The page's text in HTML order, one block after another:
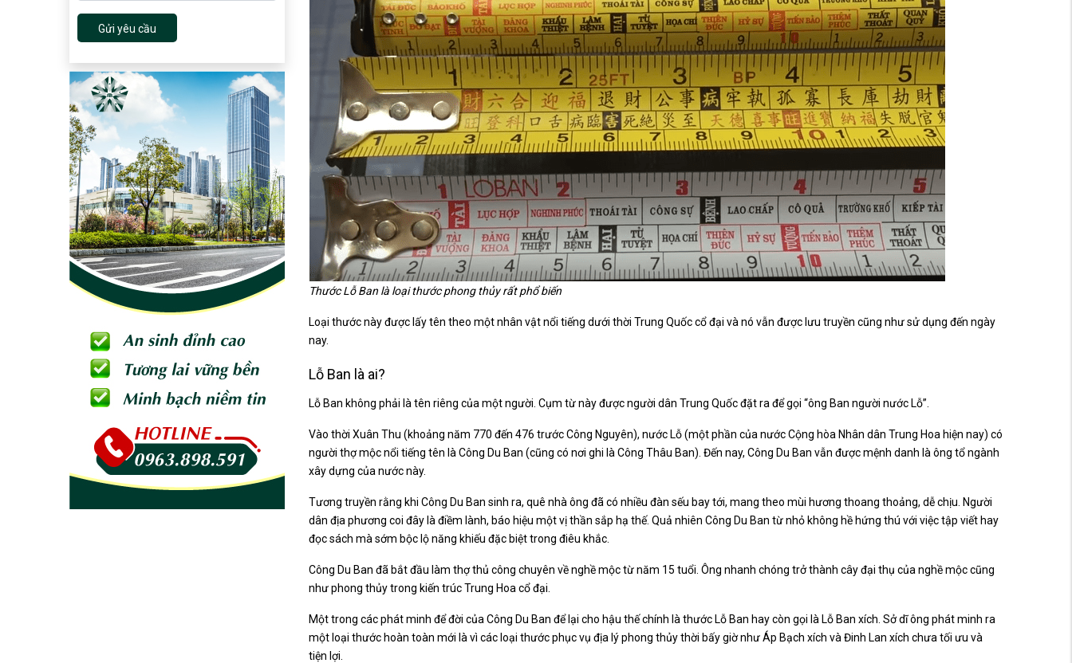
Gửi yêu cầu
Thước Lỗ Ban là loại thước phong thủy rất phổ biến
Loại thước này được lấy tên theo một nhân vật nổi tiếng dưới thời Trung Quốc cổ đại và nó vẫn được lưu truyền cũng như sử dụng đến ngày
nay.
Lỗ Ban là ai?
Lỗ Ban không phải là tên riêng của một người. Cụm từ này được người dân Trung Quốc đặt ra để gọi “ông Ban người nước Lỗ”.
Vào thời Xuân Thu (khoảng năm 770 đến 476 trước Công Nguyên), nước Lỗ (một phần của nước Cộng hòa Nhân dân Trung Hoa hiện nay) có
người thợ mộc nổi tiếng tên là Công Du Ban (cũng có nơi ghi là Công Thâu Ban). Đến nay, Công Du Ban vẫn được mệnh danh là ông tổ ngành
xây dựng của nước này.
Tương truyền rằng khi Công Du Ban sinh ra, quê nhà ông đã có nhiều đàn sếu bay tới, mang theo mùi hương thoang thoảng, dễ chịu. Người
dân địa phương coi đây là điềm lành, báo hiệu một vị thần sắp hạ thế. Quả nhiên Công Du Ban từ nhỏ không hề hứng thú với việc tập viết hay
đọc sách mà sớm bộc lộ năng khiếu đặc biệt trong điêu khắc.
Công Du Ban đã bắt đầu làm thợ thủ công chuyên về nghề mộc từ năm 15 tuổi. Ông nhanh chóng trở thành cây đại thụ của nghề mộc cũng
như phong thủy trong kiến trúc Trung Hoa cổ đại.
Một trong các phát minh để đời của Công Du Ban để lại cho hậu thế chính là thước Lỗ Ban hay còn gọi là Lỗ Ban xích. Sở dĩ ông phát minh ra
một loại thước hoàn toàn mới là vì các loại thước phục vụ địa lý phong thủy thời bấy giờ như Áp Bạch xích và Đinh Lan xích chưa tối ưu và
tiện lợi.